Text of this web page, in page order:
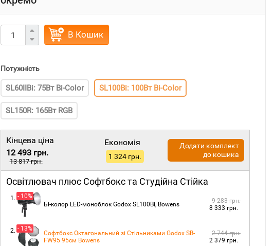
В Кошик
Потужність
SL60IIBi: 75Вт Bi-Color SL100Bi: 100Вт Bi-Color
SL150R: 165Вт RGB
Кінцева ціна
12 493 грн.
13 817 грн.
Економія
1 324 грн.
Додати комплект
до кошика
Освітлювач плюс Софтбокс та Студійна Стійка
- 10%
Бі-колор LED-моноблок Godox SL100Bi, Bowens
9 283 грн.
8 333 грн.
- 13%
Софтбокс Октагональний зі Стільниками Godox SB-
FW95 95см Bowens
2 744 грн.
2 379 грн.